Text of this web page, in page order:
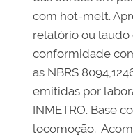
com hot-melt.
relatório ou
conformidade
as NBRS
emitidas por
INMETRO. Base
locomoção.